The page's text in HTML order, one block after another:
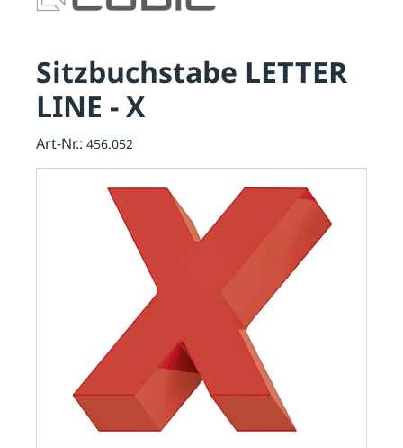
Sitzbuchstabe LETTER
LINE - X
Art-Nr.: 456.052